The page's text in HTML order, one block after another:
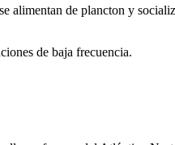
alimentan de plancton y
de baja frecuencia.